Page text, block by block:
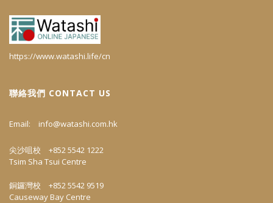
https://www.watashi.life/cn
聯絡我們 CONTACT US
Email: info@watashi.com.hk
尖沙咀校 +852 5542 1222
Tsim Sha Tsui Centre
銅鑼灣校 +852 5542 9519
Causeway Bay Centre